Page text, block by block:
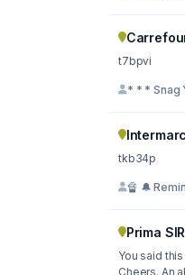
t7bpvi
* * * Snag
tkb34p
🔏 🔔
Prima
You said
Cheers. An